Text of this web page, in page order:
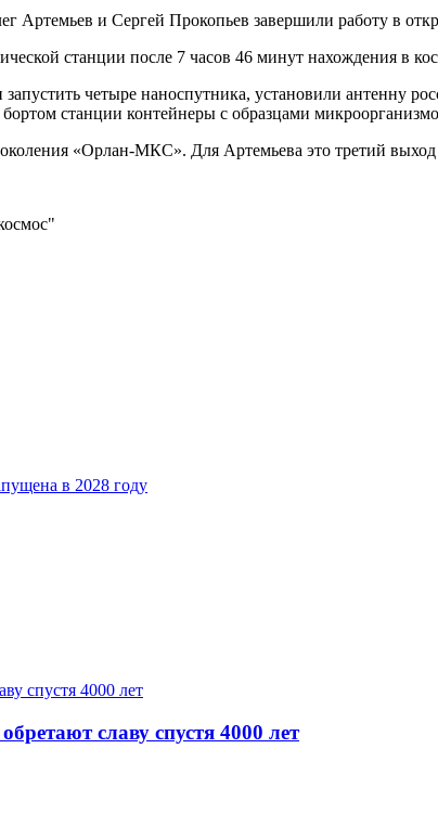
Артемьев и Сергей Прокопьев завершили работу в
станции после 7 часов 46 минут нахождения в
четыре наноспутника, установили антенну
станции контейнеры с образцами
«Орлан-МКС». Для Артемьева это третий
в 2028 году
славу спустя 4000 лет